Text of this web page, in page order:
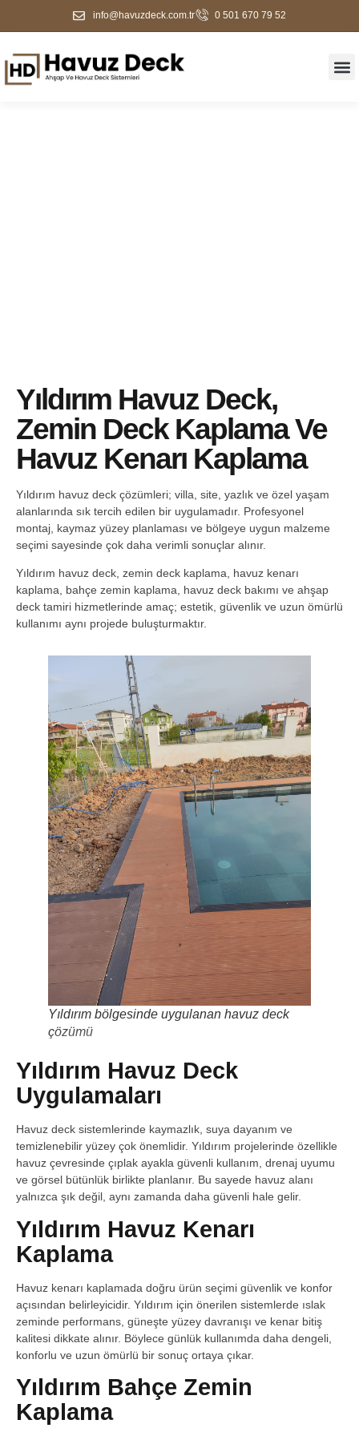
info@havuzdeck.com.tr 0 501 670 79 52
Yıldırım Havuz Deck,
Zemin Deck Kaplama Ve
Havuz Kenarı Kaplama
Yıldırım havuz deck çözümleri; villa, site, yazlık ve özel yaşam
alanlarında sık tercih edilen bir uygulamadır. Profesyonel
montaj, kaymaz yüzey planlaması ve bölgeye uygun malzeme
seçimi sayesinde çok daha verimli sonuçlar alınır.
Yıldırım havuz deck, zemin deck kaplama, havuz kenarı
kaplama, bahçe zemin kaplama, havuz deck bakımı ve ahşap
deck tamiri hizmetlerinde amaç; estetik, güvenlik ve uzun ömürlü
kullanımı aynı projede buluşturmaktır.
Yıldırım bölgesinde uygulanan havuz deck
çözümü
Yıldırım Havuz Deck
Uygulamaları
Havuz deck sistemlerinde kaymazlık, suya dayanım ve
temizlenebilir yüzey çok önemlidir. Yıldırım projelerinde özellikle
havuz çevresinde çıplak ayakla güvenli kullanım, drenaj uyumu
ve görsel bütünlük birlikte planlanır. Bu sayede havuz alanı
yalnızca şık değil, aynı zamanda daha güvenli hale gelir.
Yıldırım Havuz Kenarı
Kaplama
Havuz kenarı kaplamada doğru ürün seçimi güvenlik ve konfor
açısından belirleyicidir. Yıldırım için önerilen sistemlerde ıslak
zeminde performans, güneşte yüzey davranışı ve kenar bitiş
kalitesi dikkate alınır. Böylece günlük kullanımda daha dengeli,
konforlu ve uzun ömürlü bir sonuç ortaya çıkar.
Yıldırım Bahçe Zemin
Kaplama